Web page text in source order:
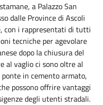
a Palazzo San
dalle Province di Ascoli
con i rappresentati di tutti
tecniche per agevolare
dopo la chiusura del
al vaglio ci sono oltre al
in cemento armato,
possono offrire vantaggi
degli utenti stradali.